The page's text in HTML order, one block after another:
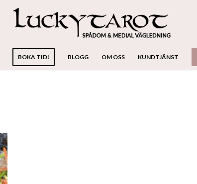
BOKA TID! BLOGG OM OSS KUNDTJÄNST